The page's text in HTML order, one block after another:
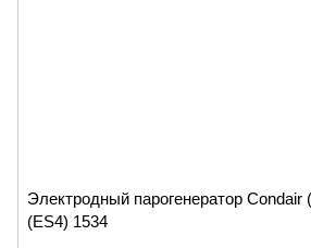
Электродный парогенератор Condair
(ES4) 1534